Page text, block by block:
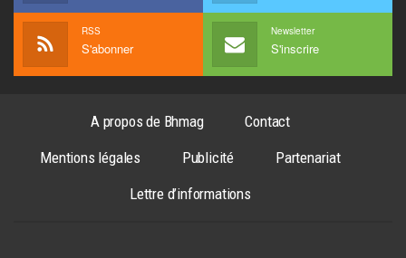
RSS
S'abonner
Newsletter
S'inscrire
A propos de Bhmag
Contact
Mentions légales
Publicité
Partenariat
Lettre d’informations